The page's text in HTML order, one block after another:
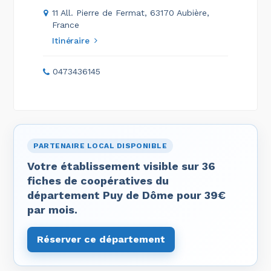
11 All. Pierre de Fermat, 63170 Aubière,
France
Itinéraire
0473436145
PARTENAIRE LOCAL DISPONIBLE
Votre établissement visible sur 36
fiches de coopératives du
département Puy de Dôme pour 39€
par mois.
Réserver ce département